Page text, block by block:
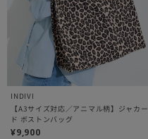
INDIVI
【A3サイズ対応／アニマル柄】ジャカー
ド ボストンバッグ
¥9,900